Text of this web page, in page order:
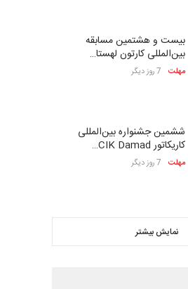
بیست و هشتمین مسابقه
بین‌المللی کارتون لهستا…
مهلت 7 روز دیگر
ششمین جشنواره بین‌المللی
کاریکاتور CIK Damad…
مهلت 7 روز دیگر
کارتون و تصویرگری،…
نمایش بیشتر